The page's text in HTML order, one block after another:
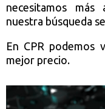
necesitamos más
nuestra búsqueda
En CPR podemos
mejor precio.